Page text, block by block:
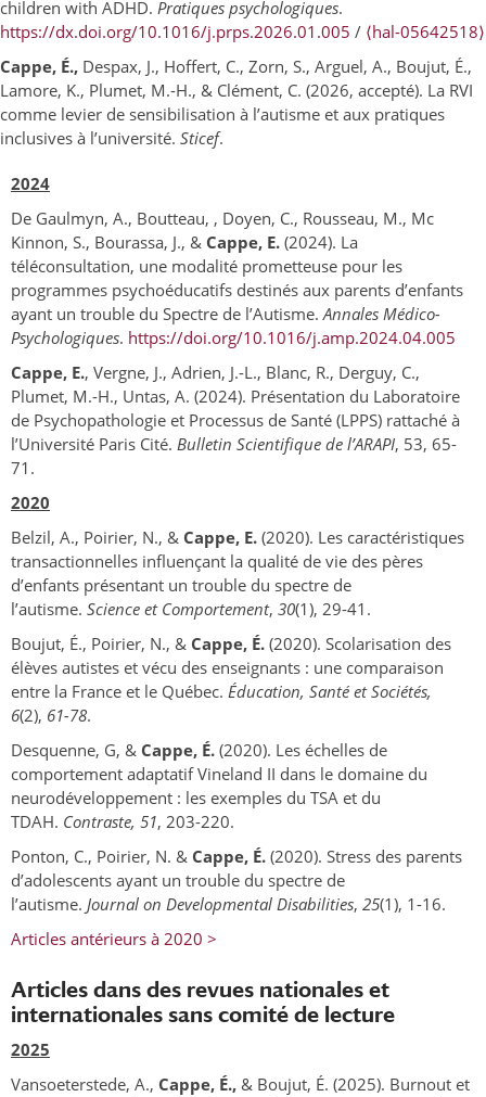
children with ADHD. Pratiques psychologiques.
https://dx.doi.org/10.1016/j.prps.2026.01.005 / ⟨hal-05642518⟩
Cappe, É., Despax, J., Hoffert, C., Zorn, S., Arguel, A., Boujut, É.,
Lamore, K., Plumet, M.-H., & Clément, C. (2026, accepté). La RVI
comme levier de sensibilisation à l’autisme et aux pratiques
inclusives à l’université. Sticef.
2024
De Gaulmyn, A., Boutteau, , Doyen, C., Rousseau, M., Mc
Kinnon, S., Bourassa, J., & Cappe, E. (2024). La
téléconsultation, une modalité prometteuse pour les
programmes psychoéducatifs destinés aux parents d’enfants
ayant un trouble du Spectre de l’Autisme.Annales Médico-
Psychologiques. https://doi.org/10.1016/j.amp.2024.04.005
Cappe, E., Vergne, J., Adrien, J.-L., Blanc, R., Derguy, C.,
Plumet, M.-H., Untas, A. (2024). Présentation du Laboratoire
de Psychopathologie et Processus de Santé (LPPS) rattaché à
l’Université Paris Cité. Bulletin Scientifique de l’ARAPI, 53, 65-
71.
2020
Belzil, A., Poirier, N., & Cappe, E. (2020). Les caractéristiques
transactionnelles influençant la qualité de vie des pères
d’enfants présentant un trouble du spectre de
l’autisme. Science et Comportement, 30(1), 29-41.
Boujut, É., Poirier, N., & Cappe, É. (2020). Scolarisation des
élèves autistes et vécu des enseignants : une comparaison
entre la France et le Québec. Éducation, Santé et Sociétés,
6(2), 61-78.
Desquenne, G, & Cappe, É. (2020). Les échelles de
comportement adaptatif Vineland II dans le domaine du
neurodéveloppement : les exemples du TSA et du
TDAH. Contraste, 51, 203-220.
Ponton, C., Poirier, N. & Cappe, É. (2020). Stress des parents
d’adolescents ayant un trouble du spectre de
l’autisme. Journal on Developmental Disabilities, 25(1), 1-16.
Articles antérieurs à 2020 >
Articles dans des revues nationales et
internationales sans comité de lecture
2025
Vansoeterstede, A., Cappe, É., & Boujut, É. (2025). Burnout et